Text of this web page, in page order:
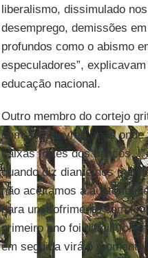
liberalismo, dissimulado
desemprego, demissões
profundos como o abismo
especuladores”,
educação nacional.
Outro membro do cortejo
com as palavras, mas
caixas fortes dos
quando diz diante dos
não aceitamos a
para um sofrimento sem
primeiro ano foi difícil, foi
em seguida virá o